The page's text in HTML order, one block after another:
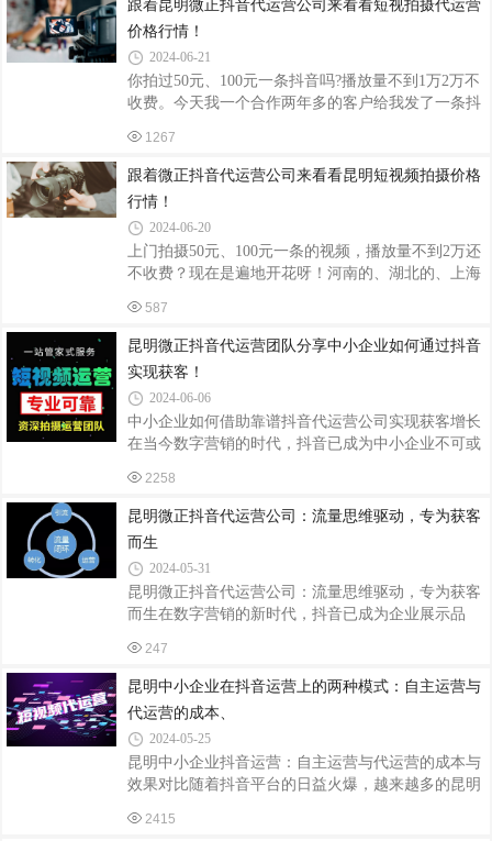
质量和吸引力来产生关联和互动。昆明微正抖音代运
营公司注重从用户的角度出发，创作具有吸引力和传
播力的内容，确保内容能够与目标用户群体产生共
鸣，从而吸引更多的流量。信任等于交易：交易的前
提是建立信任关系。用户对品牌的信任度直接影响到
交易的转化率。昆明微正抖音代运营公司通过精心
跟着昆明微正抖音代运营公司来看看短视拍摄代运营
价格行情！
2024-06-21
你拍过50元、100元一条抖音吗?播放量不到1万2万不
收费。今天我一个合作两年多的客户给我发了一条抖
要50块钱一条，全程用单反拍摄，专业的稳定器，专
业的设备，播放量不到不到2万，不收取任何费用。
首先呢我得说50块钱这个价格的问题，很多抖音同行
业的博主批评他们扰乱市场价格，但是我觉得啊，定
价多少，哪怕他免费，也是他个人的权利。因为每个
人对自己做的事情的价值定义不同，可能我觉得我拍
一条视频要1000元，可能有的人会觉得我拍一条视频
200块钱就足够了，因为我需要学习，我需要进
1267
跟着微正抖音代运营公司来看看昆明短视频拍摄价格
行情！
2024-06-20
上门拍摄50元、100元一条的视频，播放量不到2万还
不收费？现在是遍地开花呀！河南的、湖北的、上海
案，同样的视频风格。我今天也是忍不住了，露个脸
出来说道说道这个事！可能这条视频说出来,，会有很
多同行的反感。一条视频2万播放量，单从播放量数
据来判断，其实实现起来很容易，1万播放量，如果
去一些渠道几块钱就能搞定了。所以各位企业老板如
果想考察这个团队的能力，不要单从播放量、最好从
多角度去分析，比如给你做了账号定位、文案策划、
创意脚本、拍摄形式、剪辑手法、热点关联等以
587
昆明微正抖音代运营团队分享中小企业如何通过抖音
实现获客！
2024-06-06
中小企业如何借助靠谱抖音代运营公司实现获客增长
在当今数字营销的时代，抖音已成为中小企业不可或
说，如何有效利用抖音平台并发挥其最大价值，仍然
是一个挑战。选择一个靠谱的抖音代运营公司，无疑
是一个明智的选择，它可以帮助企业快速进入市场，
实现品牌曝光和获客增长。一、为什么选择抖音代运
营公司？专业性：抖音代运营公司具备专业的团队和
丰富的经验，能够针对企业的特点和目标，制定个性
化的营销策略。节省成本：企业无需投入大量的人力
物力去研究抖音平台的规则和玩法，只需与代运
2258
昆明微正抖音代运营公司：流量思维驱动，专为获客
而生
2024-05-31
昆明微正抖音代运营公司：流量思维驱动，专为获客
而生在数字营销的新时代，抖音已成为企业展示品
烈的平台上脱颖而出，吸引更多潜在客户，成为了众
多企业关注的焦点。昆明微正抖音代运营公司，凭借
专业的团队和创新的流量思维，为企业提供了全方位
的抖音运营解决方案。一、流量思维引领内容创作昆
明微正抖音代运营公司深谙流量之道，他们明白，只
有让内容与更多用户产生关联，才能实现有效的获
客。因此，在内容创作上，他们始终坚持流量思维，
从用户的角度出发，寻找用户感兴趣的话题和痛点
247
昆明中小企业在抖音运营上的两种模式：自主运营与
代运营的成本、
2024-05-25
昆明中小企业抖音运营：自主运营与代运营的成本与
效果对比随着抖音平台的日益火爆，越来越多的昆明
否选择自主运营抖音账号还是找专业的抖音代运营公
2415